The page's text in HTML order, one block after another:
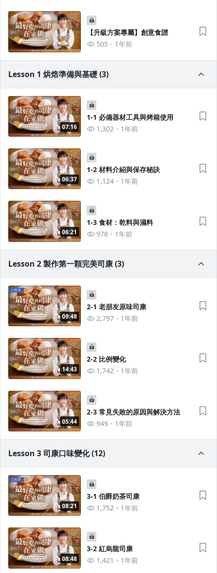
【升級方案專屬】創意食譜
505
1年前
Lesson 1 烘焙準備與基礎 (3)
07:16
1-1 必備器材工具與烤箱使用
1,302
1年前
06:37
1-2 材料介紹與保存秘訣
1,124
1年前
06:21
1-3 食材：乾料與濕料
978
1年前
Lesson 2 製作第一顆完美司康 (3)
09:48
2-1 老朋友原味司康
2,797
1年前
14:43
2-2 比例變化
1,742
1年前
05:44
2-3 常見失敗的原因與解決方法
949
1年前
Lesson 3 司康口味變化 (12)
08:21
3-1 伯爵奶茶司康
1,752
1年前
08:48
3-2 紅烏龍司康
1,421
1年前